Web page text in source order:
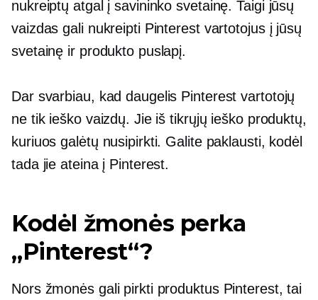
nukreiptų atgal į savininko svetainę. Taigi jūsų
vaizdas gali nukreipti Pinterest vartotojus į jūsų
svetainę ir produkto puslapį.
Dar svarbiau, kad daugelis Pinterest vartotojų
ne tik ieško vaizdų. Jie iš tikrųjų ieško produktų,
kuriuos galėtų nusipirkti. Galite paklausti, kodėl
tada jie ateina į Pinterest.
Kodėl žmonės perka
„Pinterest“?
Nors žmonės gali pirkti produktus Pinterest, tai